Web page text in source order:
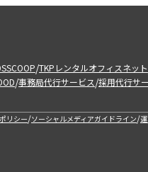
/TKPレンタルオフィスネット
/事務局代行サービス/採用代行サ
リシー/ソーシャルメディアガイドライン/